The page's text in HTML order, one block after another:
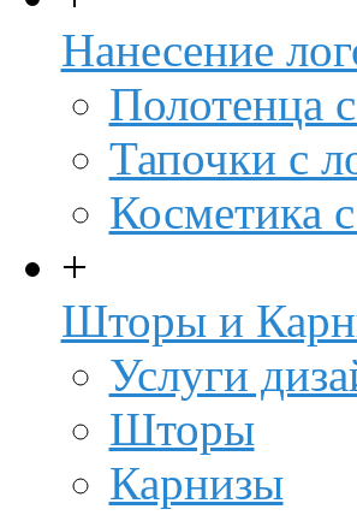
Нанесение
Полотенца
Тапочки с
Косметика
+
Шторы и
Услуги
Шторы
Карнизы